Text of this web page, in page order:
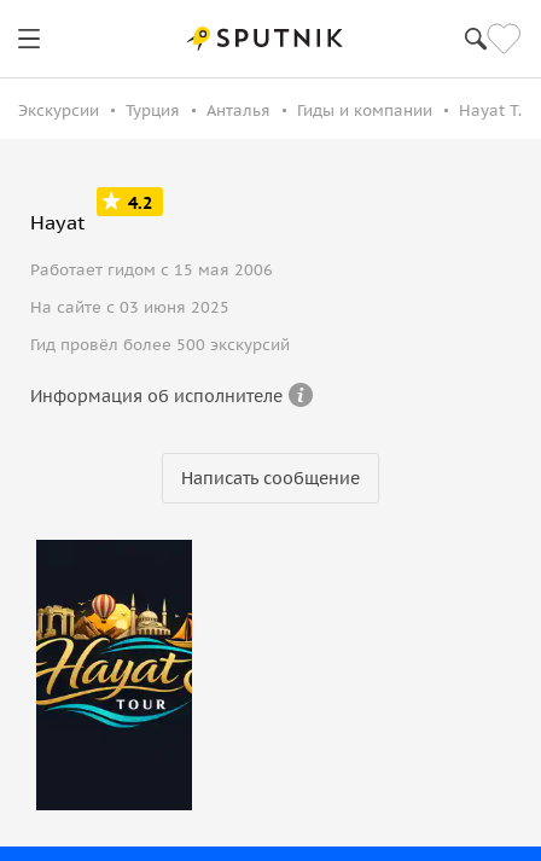
Экскурсии Турция Анталья Гиды и компании Hayat T.
Hayat
4.2
Работает гидом с 15 мая 2006
На сайте с 03 июня 2025
Гид провёл более 500 экскурсий
Информация об исполнителе
Написать сообщение